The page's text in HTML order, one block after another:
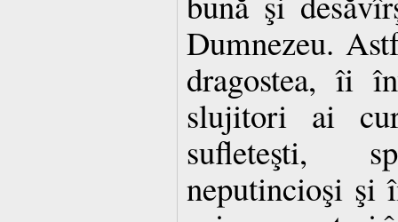
Dumnezeu.
dragostea, îi
slujitori ai
sufleteşti,
neputincioşi şi